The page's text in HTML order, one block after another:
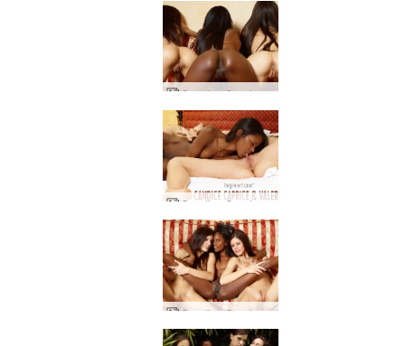
Candice Caprice Valerie kolminkertainen ilo
Candice Caprice ja Valerie seksi osa1
Candice Caprice Valerie 3 tyttöä mennyt villiin